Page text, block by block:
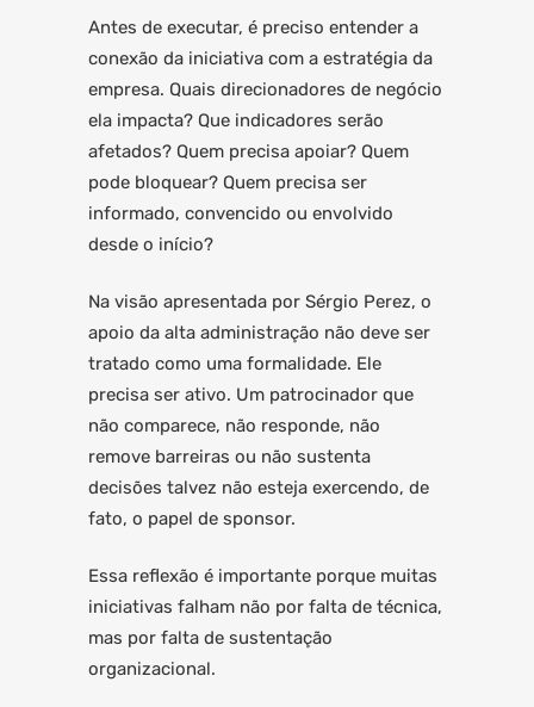
Antes de executar, é preciso entender a
conexão da iniciativa com a estratégia da
empresa. Quais direcionadores de negócio
ela impacta? Que indicadores serão
afetados? Quem precisa apoiar? Quem
pode bloquear? Quem precisa ser
informado, convencido ou envolvido
desde o início?
Na visão apresentada por Sérgio Perez, o
apoio da alta administração não deve ser
tratado como uma formalidade. Ele
precisa ser ativo. Um patrocinador que
não comparece, não responde, não
remove barreiras ou não sustenta
decisões talvez não esteja exercendo, de
fato, o papel de sponsor.
Essa reflexão é importante porque muitas
iniciativas falham não por falta de técnica,
mas por falta de sustentação
organizacional.